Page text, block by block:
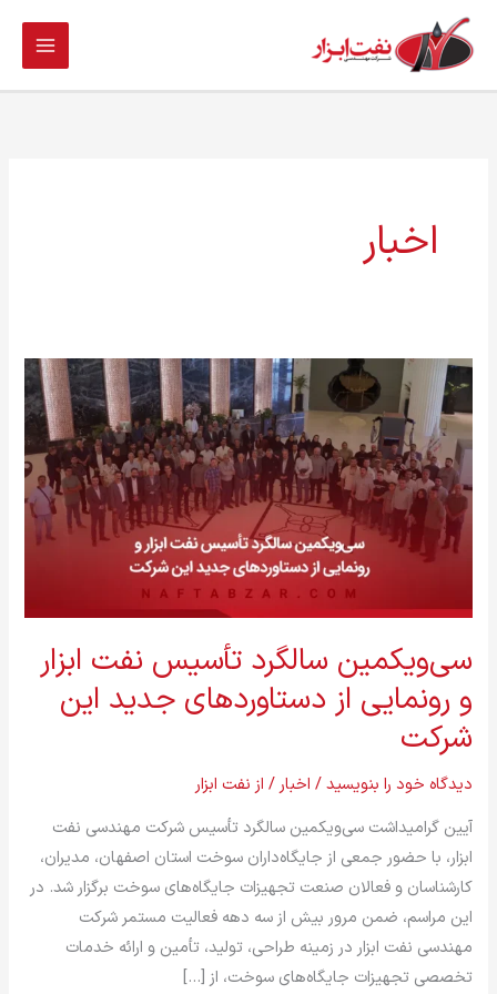
رفتن
محتوا
اخبار
سی‌ویکمین سالگرد تأسیس نفت ابزار
و رونمایی از دستاوردهای جدید این
شرکت
دیدگاه‌ خود را بنویسید / اخبار / از نفت ابزار
آیین گرامیداشت سی‌ویکمین سالگرد تأسیس شرکت مهندسی نفت
ابزار، با حضور جمعی از جایگاه‌داران سوخت استان اصفهان، مدیران،
کارشناسان و فعالان صنعت تجهیزات جایگاه‌های سوخت برگزار شد. در
این مراسم، ضمن مرور بیش از سه دهه فعالیت مستمر شرکت
مهندسی نفت ابزار در زمینه طراحی، تولید، تأمین و ارائه خدمات
تخصصی تجهیزات جایگاه‌های سوخت، از […]
سی‌ویکمین
سالگرد
تأسیس
نفت
ابزار
رونمایی
دستاوردهای
این
شرکت